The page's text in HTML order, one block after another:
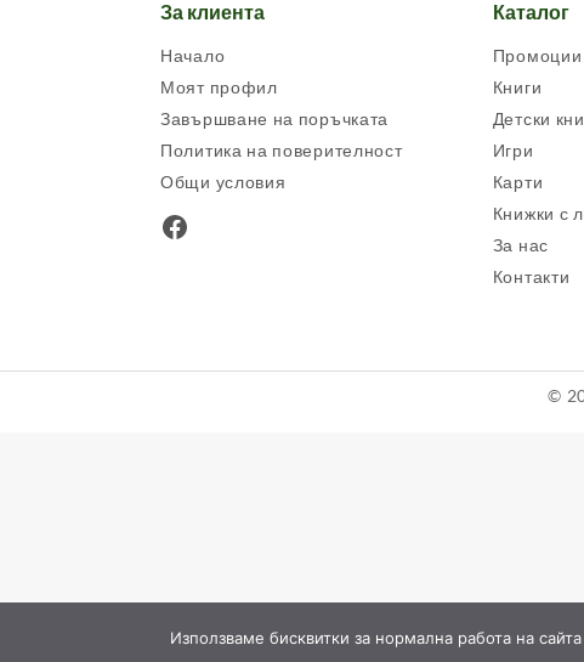
За клиента
Начало
Моят профил
Завършване на поръчката
Политика на поверителност
Общи условия
Facebook
Каталог
Промоции
Книги
Детски
Игри
Карти
Книжки с
За нас
Контакти
©
Използваме бисквитки за нормална работа на